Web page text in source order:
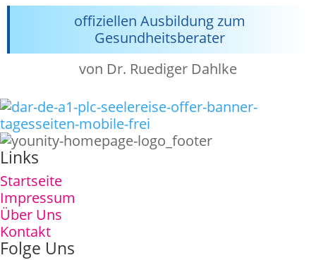
offiziellen Ausbildung zum
Gesundheitsberater
von Dr. Ruediger Dahlke
Links
Startseite
Impressum
Über Uns
Kontakt
Folge Uns